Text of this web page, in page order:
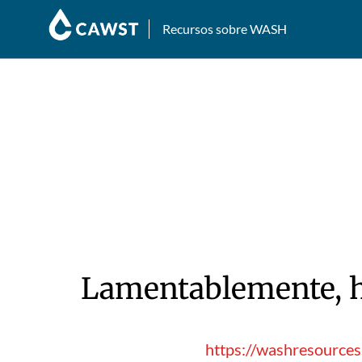
Recursos sobre WASH
Lamentablemente,
https://